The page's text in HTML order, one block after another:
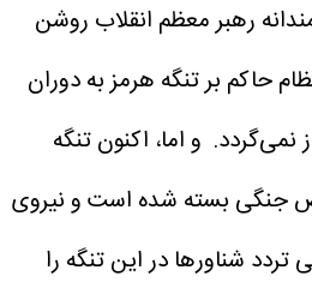
رهبر معظم انقلاب روشن
حاکم بر تنگه هرمز به دوران
نمی‌گردد. و اما، اکنون تنگه
جنگی بسته شده است و نیروی
تردد شناورها در این تنگه را